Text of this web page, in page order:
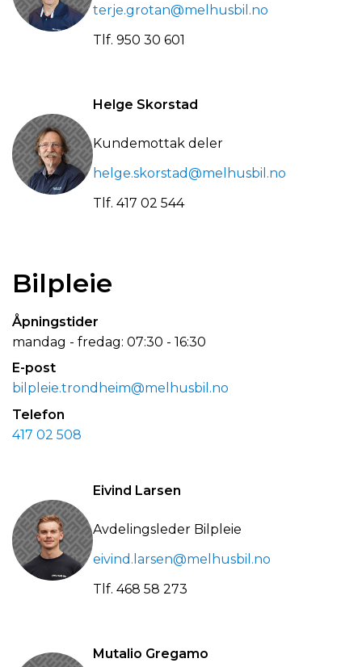
terje.grotan@melhusbil.no
Tlf. 950 30 601
Helge Skorstad
Kundemottak deler
helge.skorstad@melhusbil.no
Tlf. 417 02 544
Bilpleie
Åpningstider
mandag - fredag: 07:30 - 16:30
E-post
bilpleie.trondheim@melhusbil.no
Telefon
417 02 508
Eivind Larsen
Avdelingsleder Bilpleie
eivind.larsen@melhusbil.no
Tlf. 468 58 273
Mutalio Gregamo